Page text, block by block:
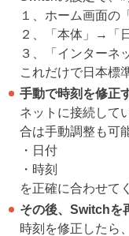
１、ホーム画面の
２、「本体」→「
３、「インターネ
これだけで日本標
手動で時刻を修正
ネットに接続して
合は手動調整も可
・日付
・時刻
を正確に合わせて
その後、Switchを
時刻を修正したら